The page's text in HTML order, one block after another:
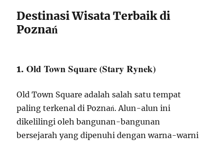
Destinasi Wisata Terbaik di
Poznań
1.Old Town Square (Stary Rynek)
Old Town Square adalah salah satu tempat
paling terkenal di Poznań. Alun-alun ini
dikelilingi oleh bangunan-bangunan
bersejarah yang dipenuhi dengan warna-warni